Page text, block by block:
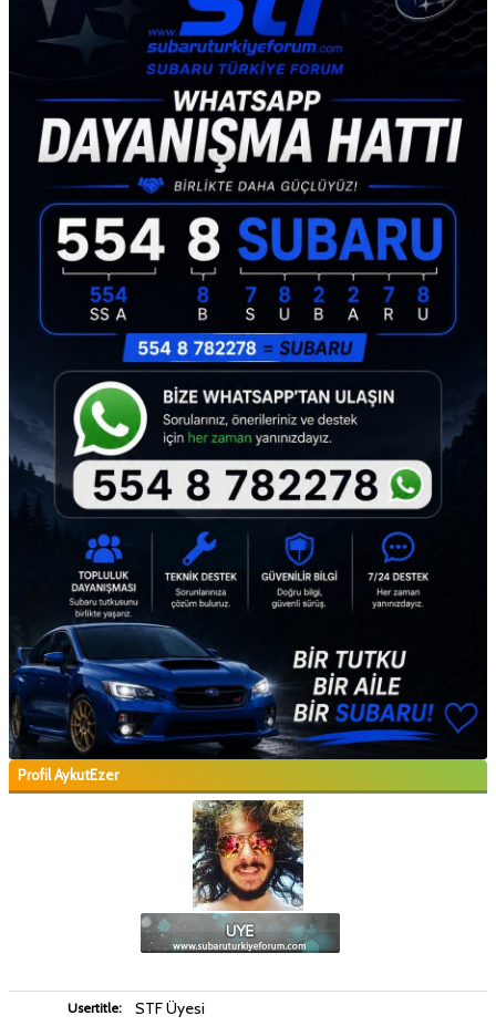
Profil AykutEzer
Usertitle: STF Üyesi